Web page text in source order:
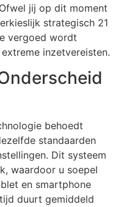
jij op dit moment
strategisch 21
vergoed wordt
inzetvereisten.
behoedt
standaarden
Dit systeem
waardoor u soepel
en smartphone
duurt gemiddeld